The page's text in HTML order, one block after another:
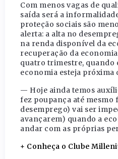
Com menos vagas de
saída será a
proteção sociais são
alerta: a alta no
na renda disponível da
recuperação da
quatro trimestre, quando
economia esteja próxima
— Hoje ainda temos
fez poupança até mesmo
desemprego) vai ser
avançarem) quando a
andar com as próprias
+ Conheça o Clube